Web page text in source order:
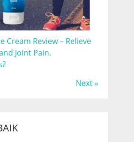
Cream Review – Relieve
Joint Pain.
Next »